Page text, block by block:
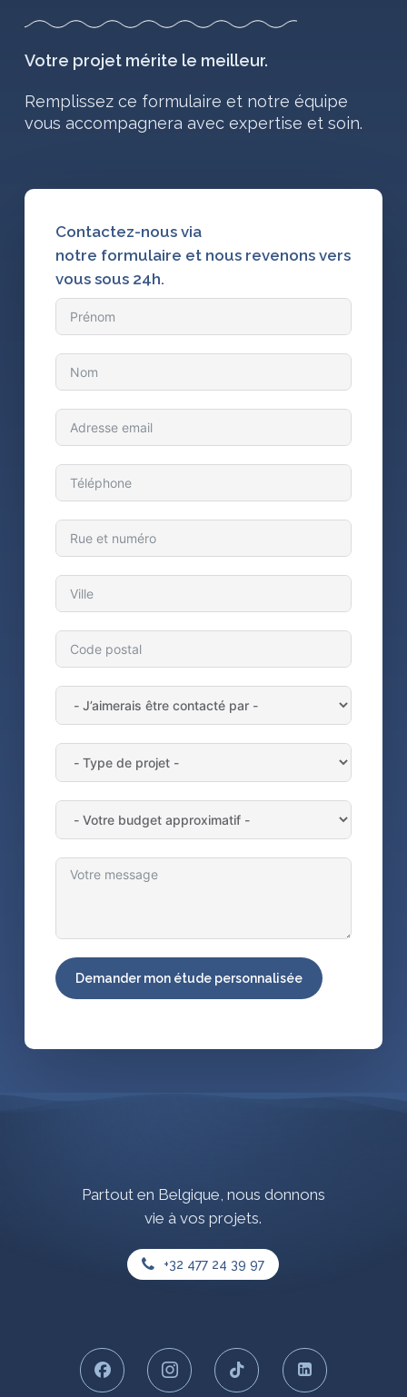
Votre projet mérite le meilleur.
Remplissez ce formulaire et notre équipe
vous accompagnera avec expertise et soin.
Contactez-nousvia
notre formulaire et nous revenons vers
vous sous 24h.
Demander mon étude personnalisée
Partout en Belgique, nous donnons
vie à vos projets.
+32 477 24 39 97